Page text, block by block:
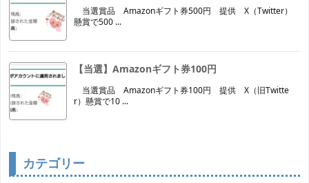
当選賞品 Amazonギフト券500円 提供 X（Twitter）
懸賞で500 ...
【当選】Amazonギフト券100円
当選賞品 Amazonギフト券100円 提供 X（旧Twitte
r）懸賞で10 ...
カテゴリー